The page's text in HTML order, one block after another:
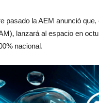
pasado la AEM anunció
lanzará al espacio en
nacional.